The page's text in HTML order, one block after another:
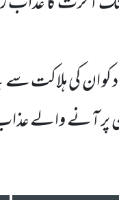
ان کی ہلاکت سے
پر آنے والے